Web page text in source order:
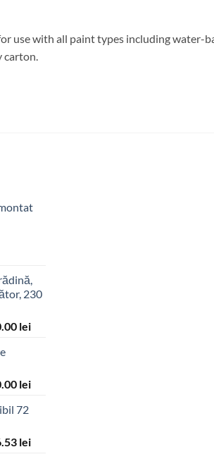
use with all paint types including water-
carton.
lei.
230
lei.
leiPrețul
lei.
leiPrețul
72
leiPrețul